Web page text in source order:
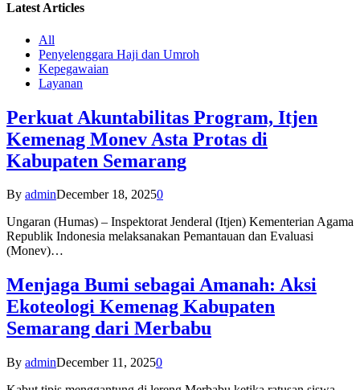
Latest Articles
All
Penyelenggara Haji dan Umroh
Kepegawaian
Layanan
Perkuat Akuntabilitas Program, Itjen
Kemenag Monev Asta Protas di
Kabupaten Semarang
By adminDecember 18, 20250
Ungaran (Humas) – Inspektorat Jenderal (Itjen) Kementerian Agama
Republik Indonesia melaksanakan Pemantauan dan Evaluasi
(Monev)…
Menjaga Bumi sebagai Amanah: Aksi
Ekoteologi Kemenag Kabupaten
Semarang dari Merbabu
By adminDecember 11, 20250